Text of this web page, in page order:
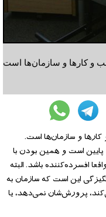
و کارها و سازمان‌ها است
و سازمان‌ها است.
است و همین بودن با
افسرده‌کننده باشد. البته
این است که سازمان به
پرورش‌شان نمی‌دهد، یا